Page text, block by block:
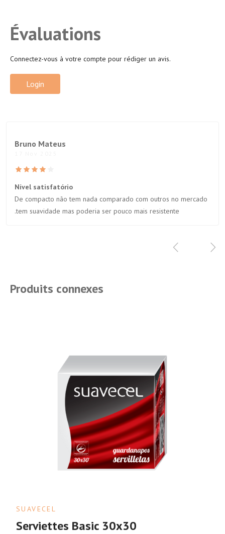
Évaluations
Connectez-vous à votre compte pour rédiger un avis.
Login
Bruno Mateus
Nível satisfatório
De compacto não tem nada comparado com outros no mercado
.tem suavidade mas poderia ser pouco mais resistente
Produits connexes
SUAVECEL
Serviettes Basic 30x30